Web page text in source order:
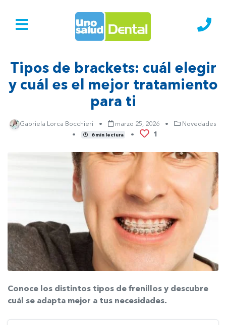
Tipos de brackets: cuál elegir
y cuál es el mejor tratamiento
para ti
Gabriela Lorca Bocchieri • marzo 25, 2026 •
Novedades
•
6 min lectura • 1
Conoce los distintos tipos de frenillos y descubre
cuál se adapta mejor a tus necesidades.